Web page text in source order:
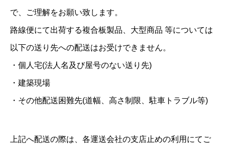
色
会
様
で、ご理解をお願い致します。
路線便にて出荷する複合板製品、大型商品 等については
以下の送り先への配送はお受けできません。
・個人宅(法人名及び屋号のない送り先)
・建築現場
・その他配送困難先(道幅、高さ制限、駐車トラブル等)
上記へ配送の際は、各運送会社の支店止めの利用にてご